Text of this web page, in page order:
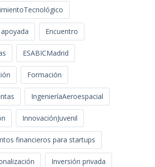
Encuentro
ESABICMadrid
Formación
IngenieríaAeroespacial
InnovaciónJuvenil
financieros para startups
Inversión privada